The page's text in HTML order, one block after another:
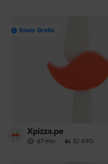
Envío Gratis
Xpizza.pe
67 min · S/ 4.90